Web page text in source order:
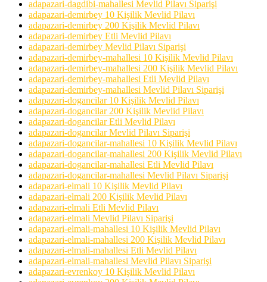
adapazari-dagdibi-mahallesi Mevlid Pilavı Siparişi
adapazari-demirbey 10 Kişilik Mevlid Pilavı
adapazari-demirbey 200 Kişilik Mevlid Pilavı
adapazari-demirbey Etli Mevlid Pilavı
adapazari-demirbey Mevlid Pilavı Siparişi
adapazari-demirbey-mahallesi 10 Kişilik Mevlid Pilavı
adapazari-demirbey-mahallesi 200 Kişilik Mevlid Pilavı
adapazari-demirbey-mahallesi Etli Mevlid Pilavı
adapazari-demirbey-mahallesi Mevlid Pilavı Siparişi
adapazari-dogancilar 10 Kişilik Mevlid Pilavı
adapazari-dogancilar 200 Kişilik Mevlid Pilavı
adapazari-dogancilar Etli Mevlid Pilavı
adapazari-dogancilar Mevlid Pilavı Siparişi
adapazari-dogancilar-mahallesi 10 Kişilik Mevlid Pilavı
adapazari-dogancilar-mahallesi 200 Kişilik Mevlid Pilavı
adapazari-dogancilar-mahallesi Etli Mevlid Pilavı
adapazari-dogancilar-mahallesi Mevlid Pilavı Siparişi
adapazari-elmali 10 Kişilik Mevlid Pilavı
adapazari-elmali 200 Kişilik Mevlid Pilavı
adapazari-elmali Etli Mevlid Pilavı
adapazari-elmali Mevlid Pilavı Siparişi
adapazari-elmali-mahallesi 10 Kişilik Mevlid Pilavı
adapazari-elmali-mahallesi 200 Kişilik Mevlid Pilavı
adapazari-elmali-mahallesi Etli Mevlid Pilavı
adapazari-elmali-mahallesi Mevlid Pilavı Siparişi
adapazari-evrenkoy 10 Kişilik Mevlid Pilavı